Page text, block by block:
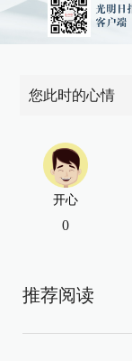
您此时的心情
开心
0
推荐阅读